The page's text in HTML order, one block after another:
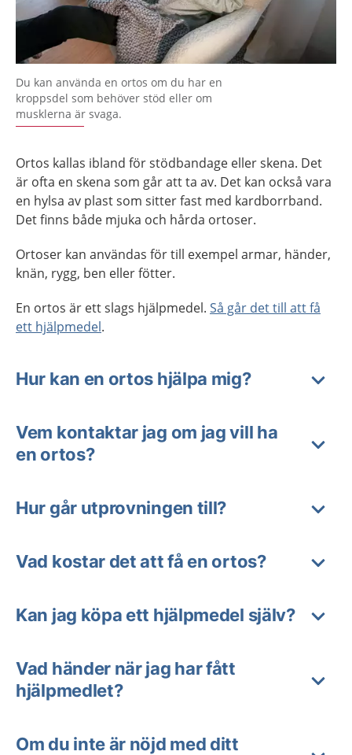
Du kan använda en ortos om du har en
kroppsdel som behöver stöd eller om
musklerna är svaga.
Ortos kallas ibland för stödbandage eller skena. Det
är ofta en skena som går att ta av. Det kan också vara
en hylsa av plast som sitter fast med kardborrband.
Det finns både mjuka och hårda ortoser.
Ortoser kan användas för till exempel armar, händer,
knän, rygg, ben eller fötter.
En ortos är ett slags hjälpmedel. Så går det till att få
ett hjälpmedel.
Hur kan en ortos hjälpa mig?
Vem kontaktar jag om jag vill ha
en ortos?
Hur går utprovningen till?
Vad kostar det att få en ortos?
Kan jag köpa ett hjälpmedel själv?
Vad händer när jag har fått
hjälpmedlet?
Om du inte är nöjd med ditt